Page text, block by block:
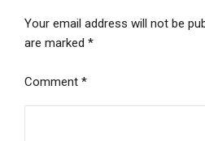
Your email address will not be
are marked *
Comment *